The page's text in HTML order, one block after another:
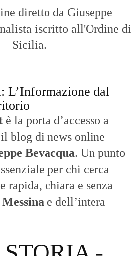
diretto da Giuseppe
iscritto all'Ordine di
Sicilia.
L’Informazione dal
è la porta d’accesso a
blog di news online
Bevacqua. Un punto
per chi cerca
rapida, chiara e senza
Messina e dell’intera